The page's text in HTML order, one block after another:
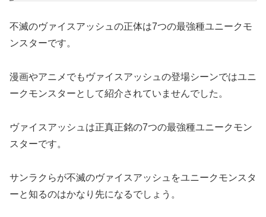
不滅のヴァイスアッシュの正体は7つの最強種ユニークモ
ンスターです。
漫画やアニメでもヴァイスアッシュの登場シーンではユニ
ークモンスターとして紹介されていませんでした。
ヴァイスアッシュは正真正銘の7つの最強種ユニークモン
スターです。
サンラクらが不滅のヴァイスアッシュをユニークモンスタ
ーと知るのはかなり先になるでしょう。